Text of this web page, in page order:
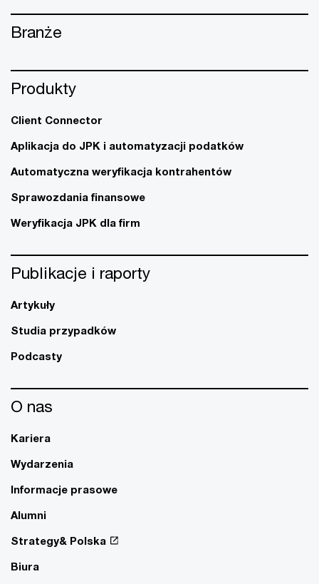
Branże
Produkty
Client Connector
Aplikacja do JPK i automatyzacji podatków
Automatyczna weryfikacja kontrahentów
Sprawozdania finansowe
Weryfikacja JPK dla firm
Publikacje i raporty
Artykuły
Studia przypadków
Podcasty
O nas
Kariera
Wydarzenia
Informacje prasowe
Alumni
Strategy& Polska
Biura